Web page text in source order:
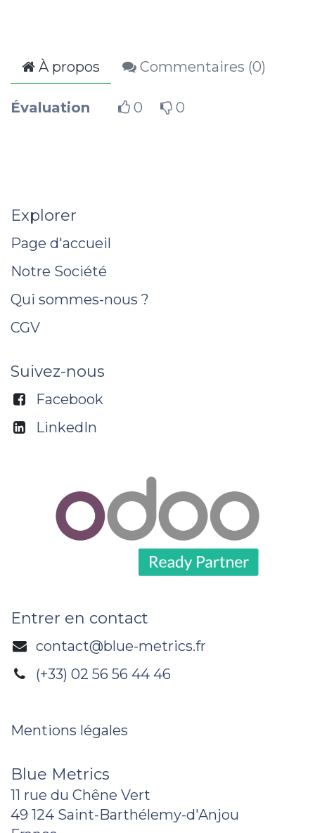
À propos Commentaires (0)
Évaluation 0 0
Explorer
Page d'accueil
Notre Société
Qui sommes-nous ?
CGV
Suivez-nous
Facebook
LinkedIn
Entrer en contact
contact@blue-metrics.fr
(+33) 02 56 56 44 46
Mentions légales
Blue Metrics
11 rue du Chêne Vert
49 124 Saint-Barthélemy-d'Anjou